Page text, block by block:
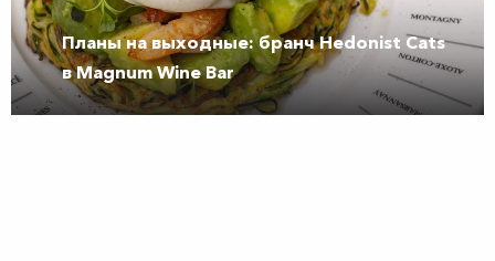
Планы на выходные: бранч Hedonist Cats
в Magnum Wine Bar